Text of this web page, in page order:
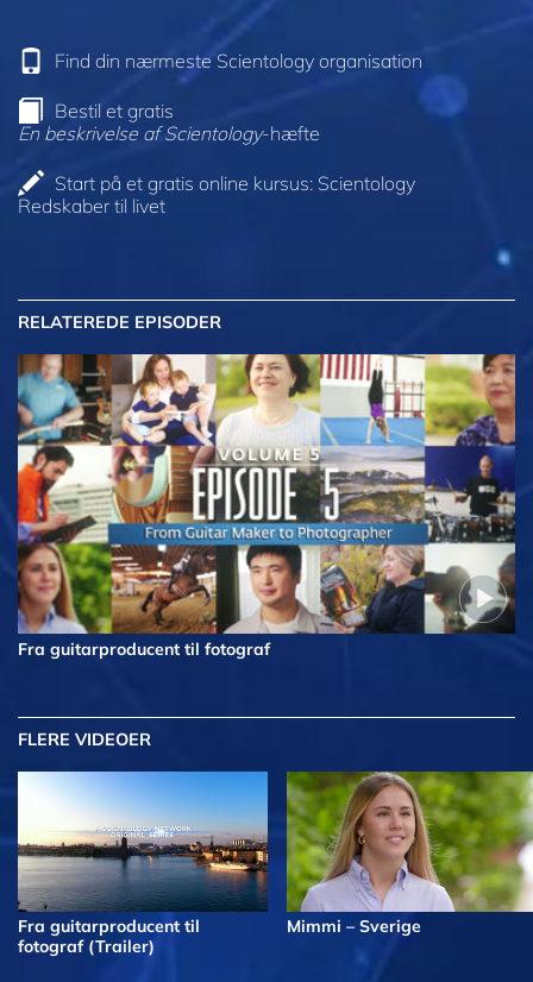
Find din nærmeste Scientology organisation
Bestil et gratis
En beskrivelse af Scientology-hæfte
Start på et gratis online kursus: Scientology
Redskaber til livet
RELATEREDE EPISODER
Fra guitarproducent til fotograf
FLERE VIDEOER
Fra guitarproducent til
fotograf (Trailer)
Mimmi – Sverige